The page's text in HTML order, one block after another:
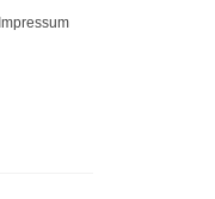
Impressum